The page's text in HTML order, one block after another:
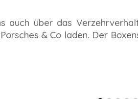
auch über das
& Co laden. Der